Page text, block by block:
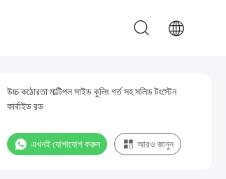
উচ্চ কঠোরতা মাল্টিপল সাইড কুলিং গর্ত সহ সলিড টংস্টেন
কার্বাইড রড
এখনই যোগাযোগ করুন আরও জানুন